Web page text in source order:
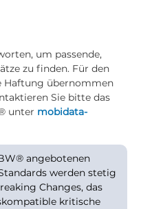
um passende,
zu finden. Für den
Haftung übernommen
Sie bitte das
unter mobidata-
angebotenen
werden stetig
Changes, das
kritische